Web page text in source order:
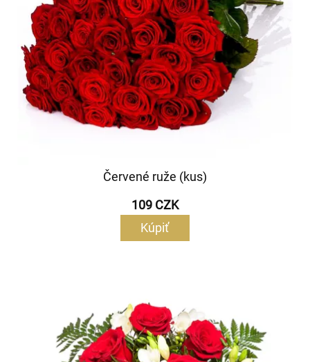
Červené ruže (kus)
109 CZK
Kúpiť